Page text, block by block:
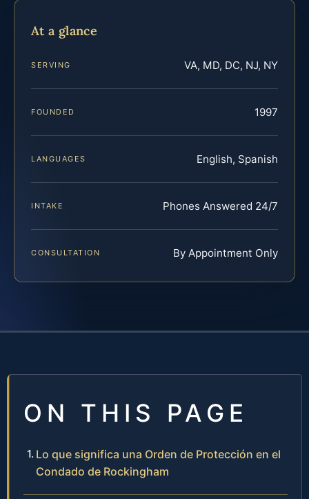
At a glance
SERVING VA, MD, DC, NJ, NY
FOUNDED 1997
LANGUAGES English, Spanish
INTAKE Phones Answered 24/7
CONSULTATION By Appointment Only
ON THIS PAGE
Lo que significa una Orden de Protección en el
Condado de Rockingham